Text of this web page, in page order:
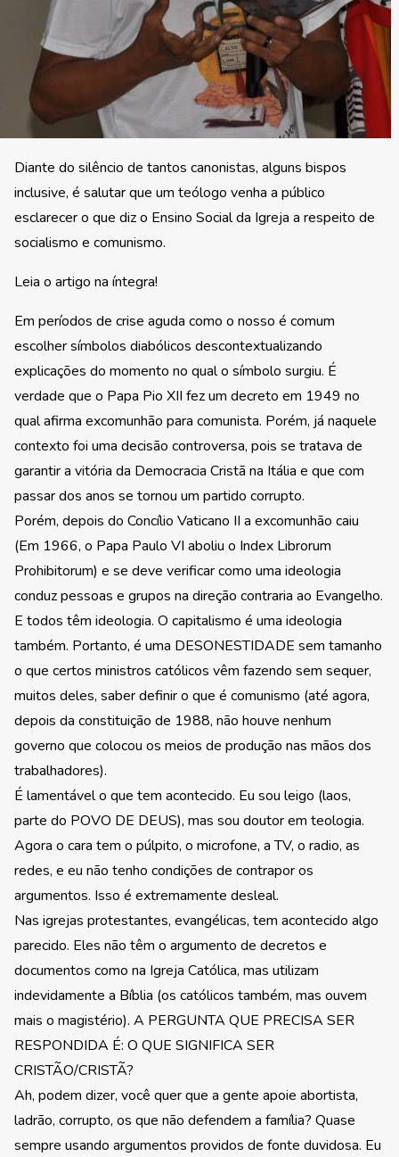
Diante do silêncio de tantos canonistas, alguns bispos
inclusive, é salutar que um teólogo venha a público
esclarecer o que diz o Ensino Social da Igreja a respeito de
socialismo e comunismo.
Leia o artigo na íntegra!
Em períodos de crise aguda como o nosso é comum
escolher símbolos diabólicos descontextualizando
explicações do momento no qual o símbolo surgiu. É
verdade que o Papa Pio XII fez um decreto em 1949 no
qual afirma excomunhão para comunista. Porém, já naquele
contexto foi uma decisão controversa, pois se tratava de
garantir a vitória da Democracia Cristã na Itália e que com
passar dos anos se tornou um partido corrupto.
Porém, depois do Concílio Vaticano II a excomunhão caiu
(Em 1966, o Papa Paulo VI aboliu o Index Librorum
Prohibitorum) e se deve verificar como uma ideologia
conduz pessoas e grupos na direção contraria ao Evangelho.
E todos têm ideologia. O capitalismo é uma ideologia
também. Portanto, é uma DESONESTIDADE sem tamanho
o que certos ministros católicos vêm fazendo sem sequer,
muitos deles, saber definir o que é comunismo (até agora,
depois da constituição de 1988, não houve nenhum
governo que colocou os meios de produção nas mãos dos
trabalhadores).
É lamentável o que tem acontecido. Eu sou leigo (laos,
parte do POVO DE DEUS), mas sou doutor em teologia.
Agora o cara tem o púlpito, o microfone, a TV, o radio, as
redes, e eu não tenho condições de contrapor os
argumentos. Isso é extremamente desleal.
Nas igrejas protestantes, evangélicas, tem acontecido algo
parecido. Eles não têm o argumento de decretos e
documentos como na Igreja Católica, mas utilizam
indevidamente a Bíblia (os católicos também, mas ouvem
mais o magistério). A PERGUNTA QUE PRECISA SER
RESPONDIDA É: O QUE SIGNIFICA SER
CRISTÃO/CRISTÃ?
Ah, podem dizer, você quer que a gente apoie abortista,
ladrão, corrupto, os que não defendem a família? Quase
sempre usando argumentos providos de fonte duvidosa. Eu